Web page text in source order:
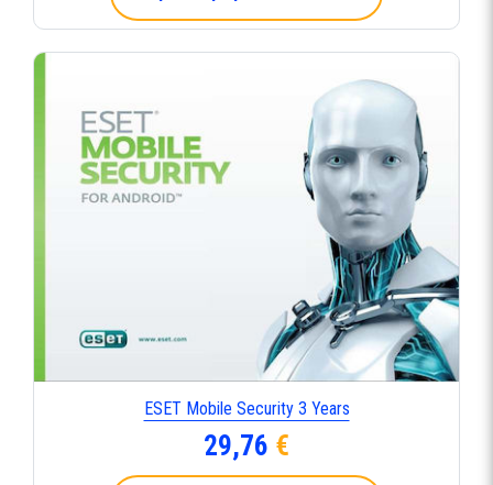
ESET Mobile Security 3 Years
29,76 €